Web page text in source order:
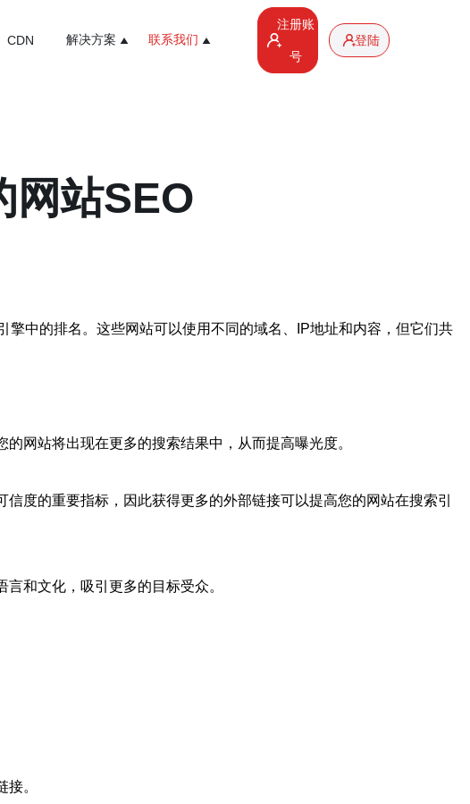
CDN 解决方案 联系我们
注册账
号
登陆
网站SEO
中的排名。这些网站可以使用不同的域名、IP地址和内容，但它们共
网站将出现在更多的搜索结果中，从而提高曝光度。
度的重要指标，因此获得更多的外部链接可以提高您的网站在搜索引
和文化，吸引更多的目标受众。
。